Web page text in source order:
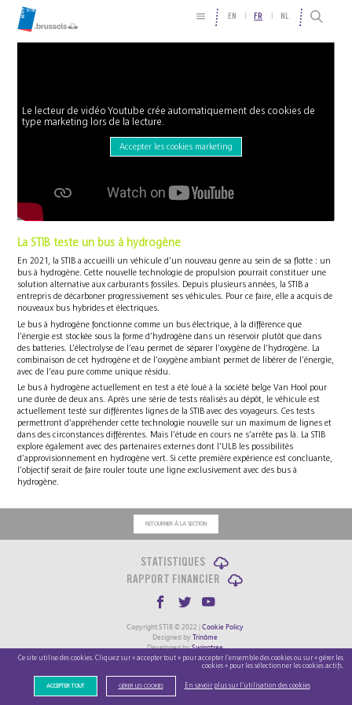
EN FR NL
Le lecteur de vidéo Youtube crée automatiquement des cookies de
type marketing lors de la lecture.
Accepter les cookies marketing
La STIB teste un bus à hydrogène
En 2021, la STIB a accueilli un véhicule d’un nouveau genre au sein de sa flotte : un
bus à hydrogène. Cette nouvelle technologie de propulsion pourrait constituer une
solution alternative aux carburants fossiles. Depuis plusieurs années, la STIB a
entrepris de décarboner progressivement ses véhicules. Pour ce faire, elle a acquis de
nouveaux bus hybrides et électriques.
Le bus à hydrogène fonctionne comme un bus électrique, à la différence que
l’énergie est stockée sous la forme d’hydrogène dans un réservoir plutôt que dans
des batteries. L’électrolyse de l’eau permet de séparer l’oxygène de l’hydrogène. La
combinaison de cet hydrogène et de l’oxygène ambiant permet de libérer de l’énergie,
avec de l’eau pure comme unique résidu.
Le bus à hydrogène actuellement en test a été loué à la société belge Van Hool pour
une durée de deux ans. Après une série de tests réalisés au dépôt, le véhicule est
actuellement testé sur différentes lignes de la STIB avec des voyageurs. Ces tests
permettront d’appréhender cette technologie nouvelle sur un maximum de lignes et
dans des circonstances différentes. Mais l’étude en cours ne s’arrête pas là. La STIB
explore également avec des partenaires externes dont l’ULB les possibilités
d’approvisionnement en hydrogène vert. Si cette première expérience est concluante,
l’objectif serait de faire rouler toute une ligne exclusivement avec des bus à
hydrogène.
RETOURNER À LA SECTION
STATISTIQUES
RAPPORT FINANCIER
Copyright STIB © 2022 | Cookie Policy
Designed by Trinôme
Developed bySwingtree
Ce site utilise des cookies. Cliquez sur « accepter tout » pour accepter l’ensemble des cookies ou sur « gérer les
cookies » pour les sélectionner les cookies actifs.
ACCEPTER TOUT GÉRER LES COOKIES En savoir plus sur l’utilisation des cookies